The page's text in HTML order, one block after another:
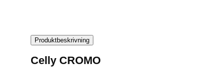
Produktbeskrivning
Celly CROMO